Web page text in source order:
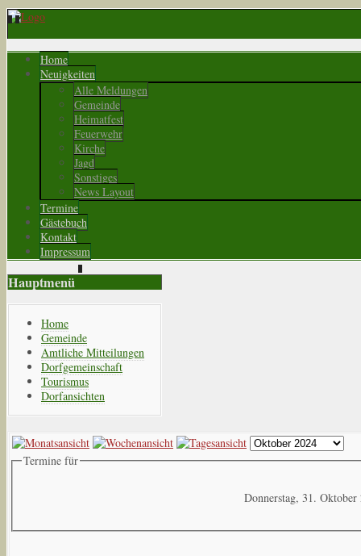
Home
Neuigkeiten
Alle Meldungen
Gemeinde
Heimatfest
Feuerwehr
Kirche
Jagd
Sonstiges
News Layout
Termine
Gästebuch
Kontakt
Impressum
Hauptmenü
Home
Gemeinde
Amtliche Mitteilungen
Dorfgemeinschaft
Tourismus
Dorfansichten
Termine für
Donnerstag, 31. Oktober